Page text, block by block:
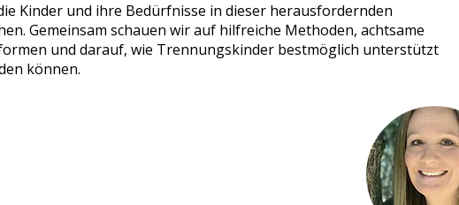
Kinder und ihre Bedürfnisse in dieser herausfordernden
Gemeinsam schauen wir auf hilfreiche Methoden, achtsame
und darauf, wie Trennungskinder bestmöglich unterstützt
können.